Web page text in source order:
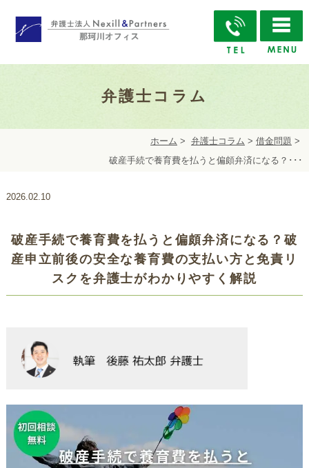
弁護士コラム
ホーム > 弁護士コラム >借金問題 >
破産手続で養育費を払うと偏頗弁済になる？･･･
2026.02.10
破産手続で養育費を払うと偏頗弁済になる？破
産申立前後の安全な養育費の支払い方と免責リ
スクを弁護士がわかりやすく解説